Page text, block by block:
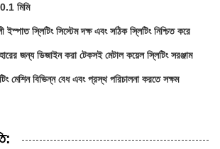
মিমি
ইস্পাত স্লিটিং সিস্টেম দক্ষ এবং সঠিক স্লিটিং নিশ্চিত করে
জন্য ডিজাইন করা টেকসই মেটাল কয়েল স্লিটিং সরঞ্জাম
মেশিন বিভিন্ন বেধ এবং প্রস্থ পরিচালনা করতে সক্ষম